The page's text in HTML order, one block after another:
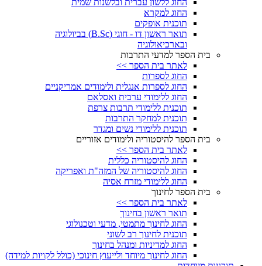
החוג ללשון עברית ובלשנות שמית
החוג למקרא
תוכנית אופקים
תואר ראשון דו - חוגי (B.Sc) בביולוגיה
ובארכיאולוגיה
בית הספר למדעי התרבות
לאתר בית הספר >>
החוג לספרות
החוג לספרות אנגלית ולימודים אמריקניים
החוג ללימודי ערבית ואסלאם
תוכנית ללימודי תרבות צרפת
תוכנית למחקר התרבות
תוכנית ללימודי נשים ומגדר
בית הספר להיסטוריה ולימודים אזוריים
לאתר בית הספר >>
החוג להיסטוריה כללית
החוג להיסטוריה של המזה"ת ואפריקה
החוג ללימודי מזרח אסיה
בית הספר לחינוך
לאתר בית הספר >>
תואר ראשון בחינוך
החוג לחינוך מתמטי, מדעי וטכנולוגי
תוכנית לחינוך רב לשוני
החוג למדיניות ומנהל בחינוך
החוג לחינוך מיוחד ולייעוץ חינוכי (כולל לקויות למידה)